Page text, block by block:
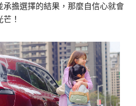
承擔選擇的結果，那麼自信心就會
！